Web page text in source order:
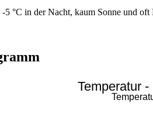
-5 °C in der Nacht, kaum Sonne und oft